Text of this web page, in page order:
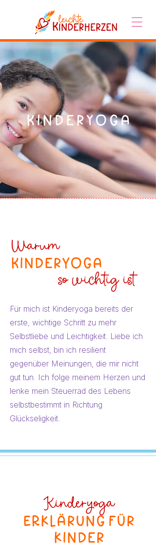
Kinderyoga
Warum
KinderYoga
so wichtig ist
Für mich ist Kinderyoga bereits der
erste, wichtige Schritt zu mehr
Selbstliebe und Leichtigkeit. Liebe ich
mich selbst, bin ich resilient
gegenüber Meinungen, die mir nicht
gut tun. Ich folge meinem Herzen und
lenke mein Steuerrad des Lebens
selbstbestimmt in Richtung
Glückseligkeit.
Kinderyoga
ERklärung für
kinder